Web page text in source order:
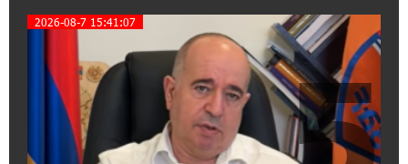
12:56:04 11-07-2026
Станьте акционером Юнибанка и
воспользуйтесь выгодным инвестиционным
предложением
21:45:09 9-07-2026
IDBank предупреждает о мошеннических
2026-08-7 15:41:07